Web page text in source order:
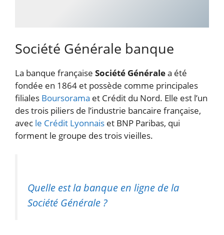
Société Générale banque
La banque française Société Généralea été
fondée en 1864 et possède comme principales
filiales Boursorama et Crédit du Nord. Elle est l’un
des trois piliers de l’industrie bancaire française,
avec le Crédit Lyonnais et BNP Paribas, qui
forment le groupe des trois vieilles.
Quelle est la banque en ligne de la
Société Générale ?